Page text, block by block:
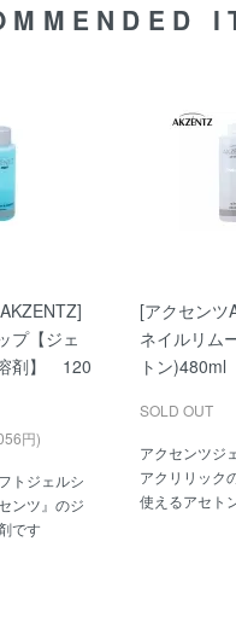
プ【ジェ
剤】 120
円)
トジェルシ
ンツ』のジ
です
[アクセンツ
ネイルリム
トン)480ml
SOLD OUT
アクセンツジ
アクリリック
使えるアセト